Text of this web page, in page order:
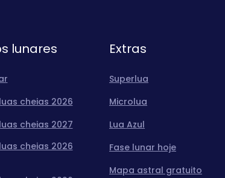
lunares
cheias 2026
cheias 2027
cheias 2026
Extras
Superlua
Microlua
Lua Azul
Fase lunar hoje
Mapa astral gratuito